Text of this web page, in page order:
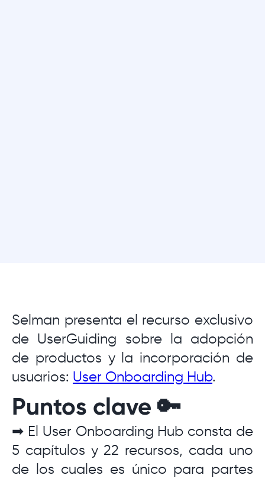
Selman presenta el recurso exclusivo
de UserGuiding sobre la adopción
de productos y la incorporación de
usuarios: User Onboarding Hub.
Puntos clave 🔑
➡ El User Onboarding Hub consta de
5 capítulos y 22 recursos, cada uno
de los cuales es único para partes